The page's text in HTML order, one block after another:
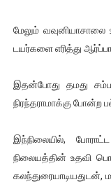
மேலும்
டயர்களை எரித்து
இதன்போது தமது
நிரந்தராமாக்கு போன்ற
இந்நிலையில்,
நிலையத்தின் உதவி
கலந்துரையாடியதுடன்,